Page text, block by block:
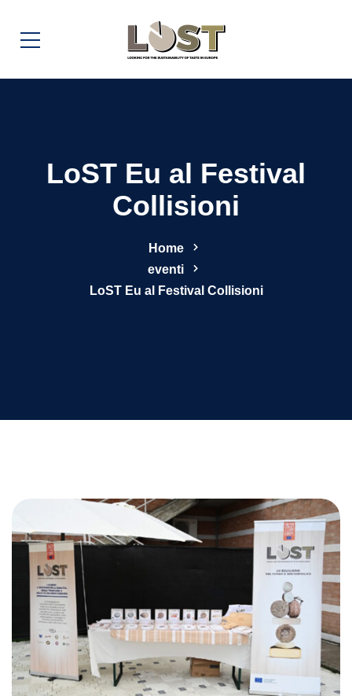
LoST Eu al Festival
Collisioni
Home
eventi
LoST Eu al Festival Collisioni